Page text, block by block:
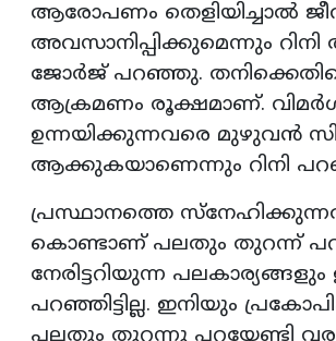
ആരോപണം തെളിയിച്ചാൽ
അവസാനിപ്പിക്കുമെന്നും
ജോർജ് പറഞ്ഞു.
ആക്രമണം രൂക്ഷമാണ്.
ഉന്നയിക്കുന്നവരെ മുഴുവൻ
ആക്കുകയാണെന്നും റിനി
പ്രസ്ഥാനത്തെ
കൊണ്ടാണ് പലതും തുറന്ന്
നേരിട്ടറിയുന്ന
പറഞ്ഞിട്ടില്ല. ഇനിയും